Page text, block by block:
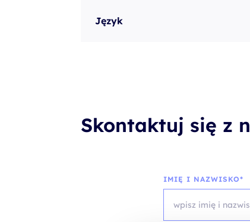
Język
Skontaktuj się z
IMIĘ I NAZWISKO*